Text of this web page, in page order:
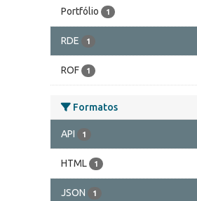
Portfólio 1
RDE 1
ROF 1
Formatos
API 1
HTML 1
JSON 1